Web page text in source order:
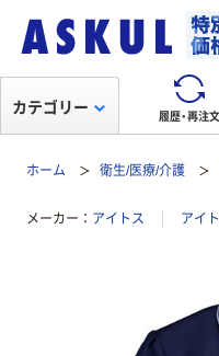
履歴・再注文
カテゴリー
ホーム 衛生/医療/介護
メーカー アイトス アイ